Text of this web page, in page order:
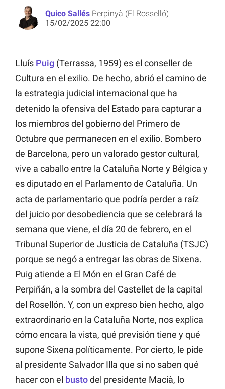
Quico Sallés Perpinyà (El Rosselló)
15/02/2025 22:00
Lluís Puig (Terrassa, 1959) es el conseller de
Cultura en el exilio. De hecho, abrió el camino de
la estrategia judicial internacional que ha
detenido la ofensiva del Estado para capturar a
los miembros del gobierno del Primero de
Octubre que permanecen en el exilio. Bombero
de Barcelona, pero un valorado gestor cultural,
vive a caballo entre la Cataluña Norte y Bélgica y
es diputado en el Parlamento de Cataluña. Un
acta de parlamentario que podría perder a raíz
del juicio por desobediencia que se celebrará la
semana que viene, el día 20 de febrero, en el
Tribunal Superior de Justicia de Cataluña (TSJC)
porque se negó a entregar las obras de Sixena.
Puig atiende a El Món en el Gran Café de
Perpiñán, a la sombra del Castellet de la capital
del Rosellón. Y, con un expreso bien hecho, algo
extraordinario en la Cataluña Norte, nos explica
cómo encara la vista, qué previsión tiene y qué
supone Sixena políticamente. Por cierto, le pide
al presidente Salvador Illa que si no saben qué
hacer con el bustodel presidente Macià, lo